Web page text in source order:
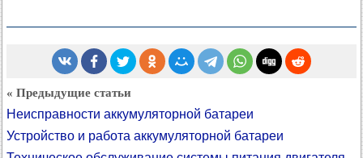
« Предыдущие статьи
Неисправности аккумуляторной батареи
Устройство и работа аккумуляторной батареи